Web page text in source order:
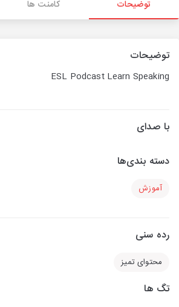
توضیحات کامنت ها
توضیحات
ESL Podcast Learn Speaking
با صدای
دسته بندی‌ها
آموزش
رده سنی
محتوای تمیز
تگ ها